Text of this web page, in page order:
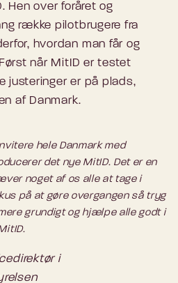
Hen over foråret og
række pilotbrugere fra
hvordan man får og
når MitID er testet
justeringer er på plads,
af Danmark.
hele Danmark med
det nye MitID. Det er en
noget af os alle at tage i
på at gøre overgangen så tryg
grundigt og hjælpe alle godt i
i